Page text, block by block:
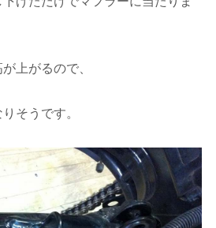
上がるので、
そうです。